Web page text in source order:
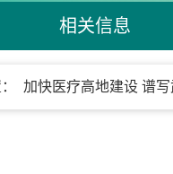
相关信息
加快医疗高地建设 谱